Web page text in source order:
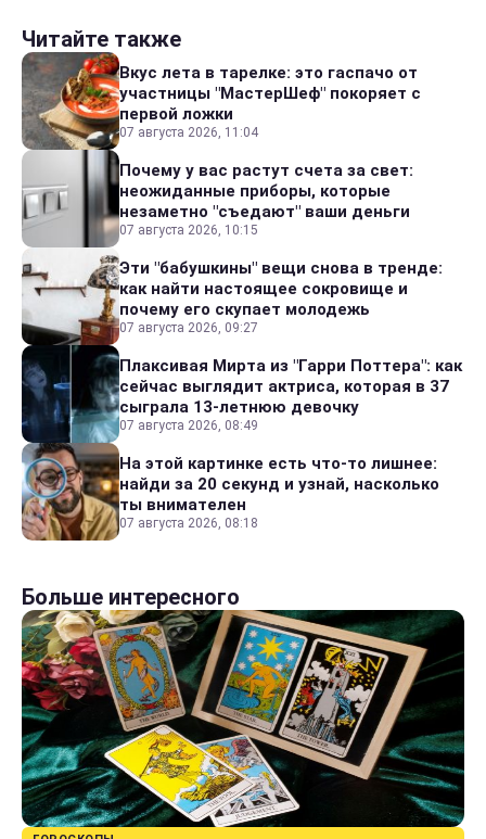
Читайте также
Вкус лета в тарелке: это гаспачо от
участницы "МастерШеф" покоряет с
первой ложки
07 августа 2026, 11:04
Почему у вас растут счета за свет:
неожиданные приборы, которые
незаметно "съедают" ваши деньги
07 августа 2026, 10:15
Эти "бабушкины" вещи снова в тренде:
как найти настоящее сокровище и
почему его скупает молодежь
07 августа 2026, 09:27
Плаксивая Мирта из "Гарри Поттера": как
сейчас выглядит актриса, которая в 37
сыграла 13-летнюю девочку
07 августа 2026, 08:49
На этой картинке есть что-то лишнее:
найди за 20 секунд и узнай, насколько
ты внимателен
07 августа 2026, 08:18
Больше интересного